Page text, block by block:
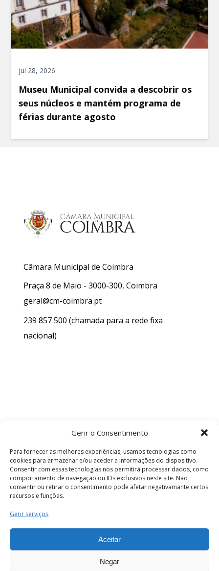
Gerir o Consentimento
Para fornecer as melhores experiências, usamos tecnologias como
cookies para armazenar e/ou aceder a informações do dispositivo.
Consentir com essas tecnologias nos permitirá processar dados, como
comportamento de navegação ou IDs exclusivos neste site. Não
consentir ou retirar o consentimento pode afetar negativamante certos
recursos e funções.
Gerir serviços
Aceitar
Negar
jul 28, 2026
Museu Municipal convida a descobrir os
seus núcleos e mantém programa de
férias durante agosto
Câmara Municipal de Coimbra
Praça 8 de Maio - 3000-300, Coimbra
geral@cm-coimbra.pt
239 857 500 (chamada para a rede fixa
nacional)
Termos e Condições
os direitos reservados.